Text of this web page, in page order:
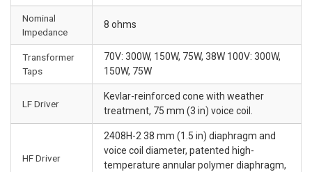
Nominal
Impedance
8 ohms
Transformer
Taps
70V: 300W, 150W, 75W, 38W 100V: 300W,
150W, 75W
LF Driver
Kevlar-reinforced cone with weather
treatment, 75 mm (3 in) voice coil.
HF Driver
2408H-2 38 mm (1.5 in) diaphragm and
voice coil diameter, patented high-
temperature annular polymer diaphragm,